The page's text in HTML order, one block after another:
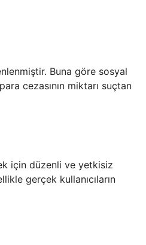
Buna göre sosyal
cezasının miktarı suçtan
için düzenli ve yetkisiz
gerçek kullanıcıların